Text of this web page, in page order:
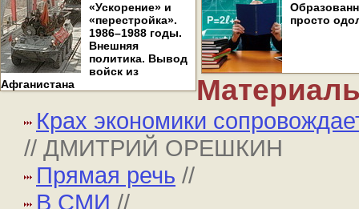
«Ускорение» и
«перестройка».
1986–1988 годы.
Внешняя
политика. Вывод
войск из
Афганистана
просто
Крах экономики
// ДМИТРИЙ ОРЕШКИН
Прямая речь //
В СМИ //